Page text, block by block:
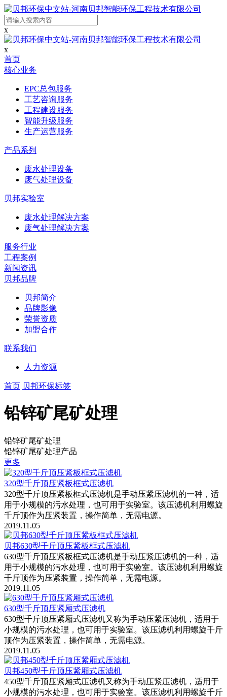
x
x
首页
核心业务
EPC总包服务
工艺咨询服务
工程建设服务
智能升级服务
生产运营服务
产品系列
废水处理设备
废气处理设备
贝邦实验室
废水处理解决方案
废气处理解决方案
服务行业
工程案例
新闻资讯
贝邦品牌
贝邦简介
品牌影像
荣誉资质
加盟合作
联系我们
人力资源
首页 贝邦环保标签
铅锌矿尾矿处理
铅锌矿尾矿处理
铅锌矿尾矿处理产品
更多
320型千斤顶压紧板框式压滤机
320型千斤顶压紧板框式压滤机是手动压紧压滤机的一种，适
用于小规模的污水处理，也可用于实验室。该压滤机利用螺旋
千斤顶作为压紧装置，操作简单，无需电源。
2019.11.05
贝邦630型千斤顶压紧板框式压滤机
630型千斤顶压紧板框式压滤机是手动压紧压滤机的一种，适
用于小规模的污水处理，也可用于实验室。该压滤机利用螺旋
千斤顶作为压紧装置，操作简单，无需电源。
2019.11.05
630型千斤顶压紧厢式压滤机
630型千斤顶压紧厢式压滤机又称为手动压紧压滤机，适用于
小规模的污水处理，也可用于实验室。该压滤机利用螺旋千斤
顶作为压紧装置，操作简单，无需电源。
2019.11.05
贝邦450型千斤顶压紧厢式压滤机
450型千斤顶压紧厢式压滤机又称为手动压紧压滤机，适用于
小规模的污水处理，也可用于实验室。该压滤机利用螺旋千斤